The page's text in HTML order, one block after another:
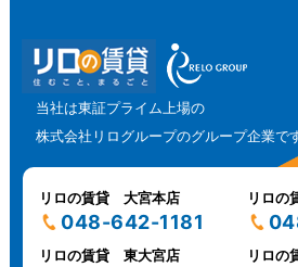
当社は東証プライム上場の
株式会社リログループのグループ企業で
リロの賃貸 大宮本店
048-642-1181
リロ
リロの賃貸 東大宮店 リロ